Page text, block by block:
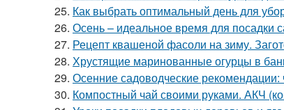
25. Как выбрать оптимальный день для
26. Осень – идеальное время для посадки
27. Рецепт квашеной фасоли на зиму.
28. Хрустящие маринованные огурцы в
29. Осенние садоводческие
30. Компостный чай своими руками. АКЧ